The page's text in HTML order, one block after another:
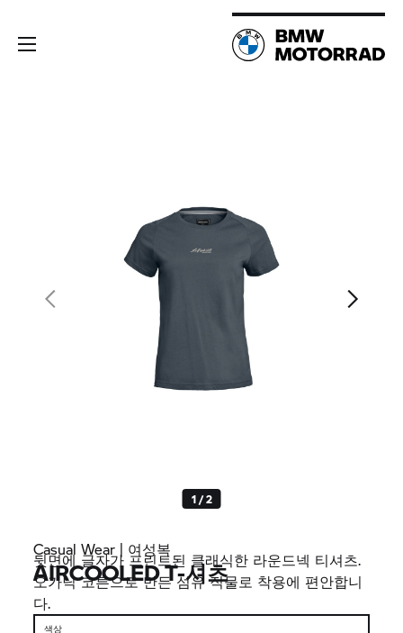
1 / 2
Casual Wear | 여성복
AIRCOOLED T-셔츠
뒷면에 글자가 프린트된 클래식한 라운드넥 티셔츠.
오가닉 코튼으로 만든 섬유 직물로 착용에 편안합니
다.
색상